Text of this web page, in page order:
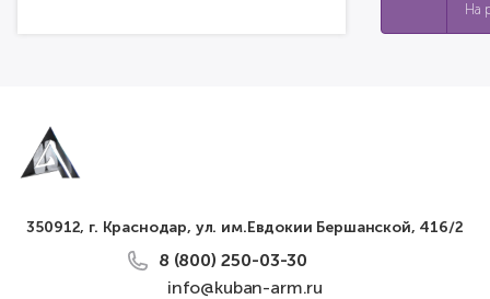
На
350912, г. Краснодар, ул. им.Евдокии Бершанской, 416/2
8 (800) 250-03-30
info@kuban-arm.ru